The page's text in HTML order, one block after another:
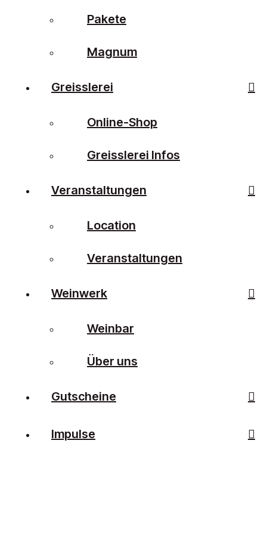
Pakete
Magnum
Greisslerei
Online-Shop
Greisslerei Infos
Veranstaltungen
Location
Veranstaltungen
Weinwerk
Weinbar
Über uns
Gutscheine
Impulse